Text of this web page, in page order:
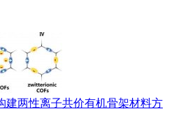
友资源，助力革命老区宁都特别
实践基地建设等方面开展深入合
突破，为革命老区高质量振兴发
还瞻仰了小布革命烈士纪念碑，
江西省宁都中学建校110周年活
建两性离子共价有机骨架材料方